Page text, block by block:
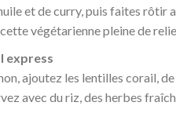
et de curry, puis faites rôtir
végétarienne pleine de
express
ajoutez les lentilles corail,
avec du riz, des herbes